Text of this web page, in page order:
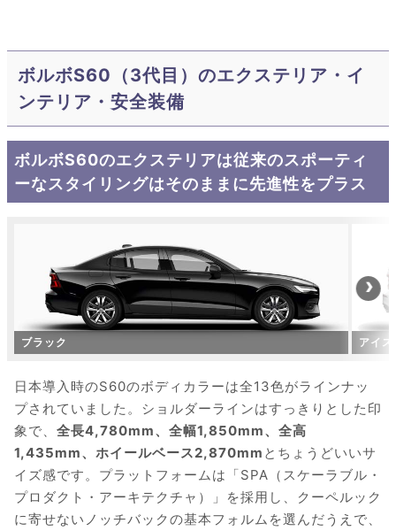
ボルボS60（3代目）のエクステリア・イ
ンテリア・安全装備
ボルボS60のエクステリアは従来のスポーティ
ーなスタイリングはそのままに先進性をプラス
ブラック アイ
日本導入時のS60のボディカラーは全13色がラインナッ
プされていました。ショルダーラインはすっきりとした印
象で、 全長4,780mm、全幅1,850mm、全高
1,435mm、ホイールベース2,870mm とちょうどいいサ
イズ感です。プラットフォームは「SPA（スケーラブル・
プロダクト・アーキテクチャ）」を採用し、クーペルック
に寄せないノッチバックの基本フォルムを選んだうえで、